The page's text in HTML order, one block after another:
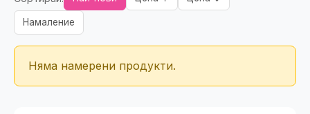
Намаление
Няма намерени продукти.